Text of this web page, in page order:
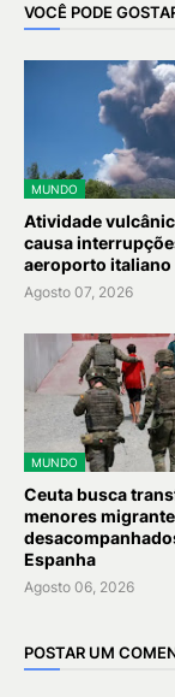
VOCÊ PODE
MUNDO
Atividade
causa
aeroporto italiano
Agosto 07, 2026
MUNDO
Ceuta busca
menores
Espanha
Agosto 06, 2026
POSTAR UM